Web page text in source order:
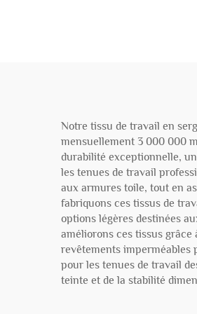
Notre tissu de travail en
mensuellement 3 000 000
durabilité exceptionnelle,
les tenues de travail
aux armures toile, tout en
fabriquons ces tissus de
options légères destinées
améliorons ces tissus
revêtements imperméables
pour les tenues de travail
teinte et de la stabilité